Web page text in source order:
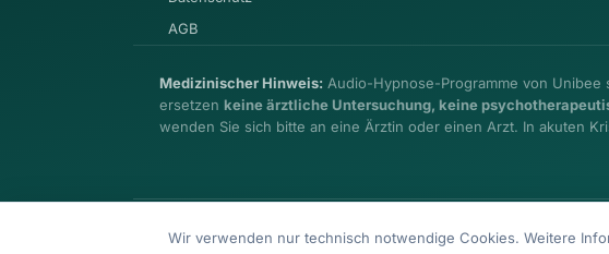
AGB
Medizinischer Hinweis: Audio-Hypnose-Programme von
ersetzen keine ärztliche Untersuchung, keine
wenden Sie sich bitte an eine Ärztin oder einen Arzt. In akuten
© 2026 Health Care unibee Institute · Ingo Simon
Wir verwenden nur technisch notwendige Cookies. Weitere